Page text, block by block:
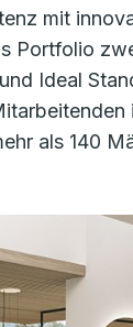
mit
Portfolio
Ideal
als 140